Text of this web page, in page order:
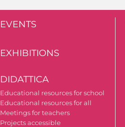
EVENTS
EXHIBITIONS
DIDATTICA
Educational resources for school
Educational resources for all
Meetings for teachers
Projects accessible